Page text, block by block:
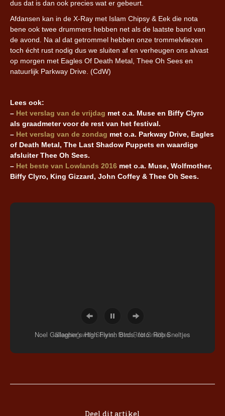
dus dat is dan ook precies wat er gebeurt.
Afdansen kan in de X-Ray met Islam Chipsy & Eek die nota
bene ook twee drummers hebben net als de laatste band van
de avond. Na al dat getrommel hebben onze trommelvliezen
toch écht rust nodig dus we sluiten af en verheugen ons alvast
op morgen met Eagles Of Death Metal, Thee Oh Sees en
natuurlijk Parkway Drive. (CdW)
Lees ook:
– Het verslag van de vrijdag met o.a. Muse en Biffy Clyro
als graadmeter voor de rest van het festival.
– Het verslag van de zondag met o.a. Parkway Drive, Eagles
of Death Metal, The Last Shadow Puppets en waardige
afsluiter Thee Oh Sees.
– Het beste van Lowlands 2016 met o.a. Muse, Wolfmother,
Biffy Clyro, King Gizzard, John Coffey & Thee Oh Sees.
Noel Gallagher’s High Flyinh Birds, foto: Rob Sneltjes
Deel dit artikel